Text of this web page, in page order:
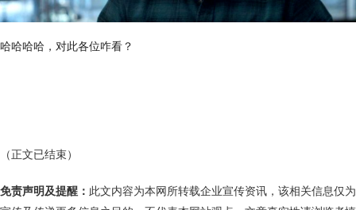
哈哈哈哈，对此各位咋看？
（正文已结束）
免责声明及提醒： 此文内容为本网所转载企业宣传资讯，该相关信息仅为